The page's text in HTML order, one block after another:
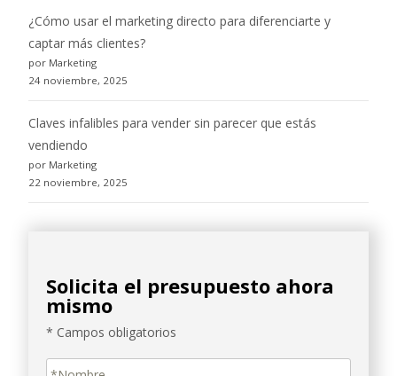
¿Cómo usar el marketing directo para diferenciarte y
captar más clientes?
por Marketing
24 noviembre, 2025
Claves infalibles para vender sin parecer que estás
vendiendo
por Marketing
22 noviembre, 2025